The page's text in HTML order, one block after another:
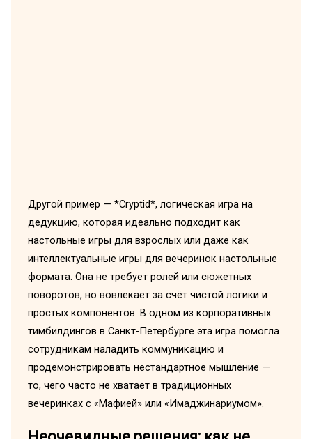
Другой пример — *Cryptid*, логическая игра на
дедукцию, которая идеально подходит как
настольные игры для взрослых или даже как
интеллектуальные игры для вечеринок настольные
формата. Она не требует ролей или сюжетных
поворотов, но вовлекает за счёт чистой логики и
простых компонентов. В одном из корпоративных
тимбилдингов в Санкт-Петербурге эта игра помогла
сотрудникам наладить коммуникацию и
продемонстрировать нестандартное мышление —
то, чего часто не хватает в традиционных
вечеринках с «Мафией» или «Имаджинариумом».